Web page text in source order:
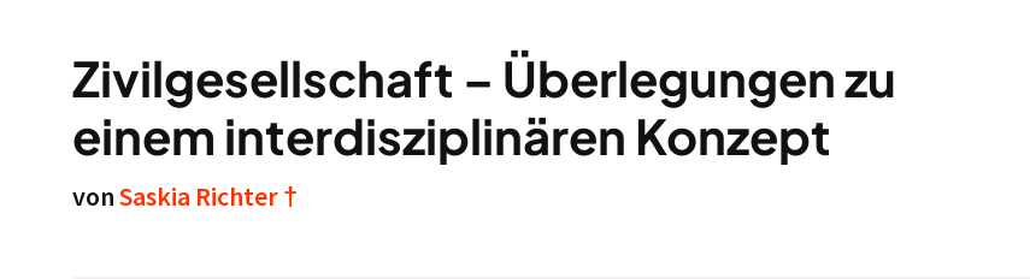
Zivilgesellschaft – Überlegungen zu
einem interdisziplinären Konzept
vonSaskia Richter †